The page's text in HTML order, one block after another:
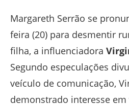
Margareth Serrão se
feira (20) para desmentir
filha, a influenciadora
Segundo especulações
veículo de comunicação,
demonstrado interesse